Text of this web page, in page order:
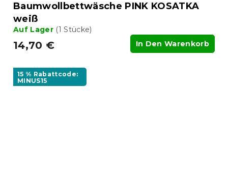
Baumwollbettwäsche PINK KOSATKA
weiß
Auf Lager (1 Stücke)
14,70 € In Den Warenkorb
15 % Rabattcode:
MINUS15